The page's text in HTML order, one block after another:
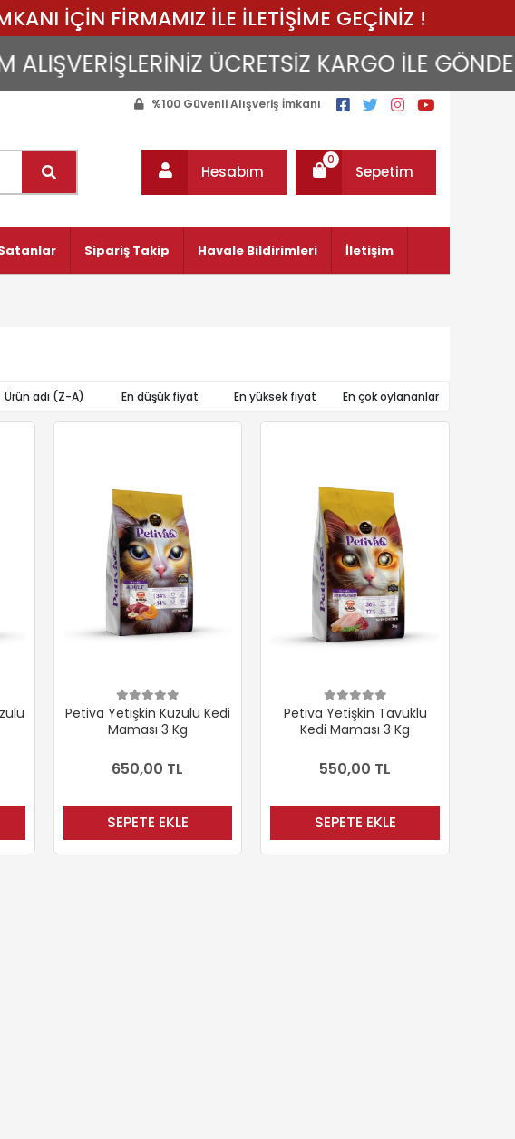
İÇİN FİRMAMIZ İLE İLETİŞİME GEÇİNİZ !
ÜCRETSİZ KARGO İLE
%100 Güvenli Alışveriş İmkanı
Hesabım Sepetim
0
Sipariş Takip Havale Bildirimleri İletişim
Ürün adı (Z-A) En düşük fiyat En yüksek fiyat En çok oylananlar
Petiva Yetişkin Kuzulu Kedi
Maması 3 Kg
650,00 TL
SEPETE EKLE
Petiva Yetişkin Tavuklu
Kedi Maması 3 Kg
550,00 TL
SEPETE EKLE